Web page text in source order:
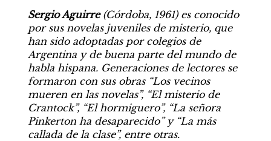
Sergio Aguirre (Córdoba, 1961) es conocido
por sus novelas juveniles de misterio, que
han sido adoptadas por colegios de
Argentina y de buena parte del mundo de
habla hispana. Generaciones de lectores se
formaron con sus obras “Los vecinos
mueren en las novelas”, “El misterio de
Crantock”, “El hormiguero”, “La señora
Pinkerton ha desaparecido” y “La más
callada de la clase”, entre otras.